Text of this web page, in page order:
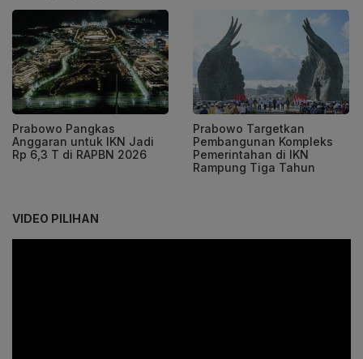
Prabowo Pangkas
Anggaran untuk IKN Jadi
Rp 6,3 T di RAPBN 2026
Prabowo Targetkan
Pembangunan Kompleks
Pemerintahan di IKN
Rampung Tiga Tahun
VIDEO PILIHAN